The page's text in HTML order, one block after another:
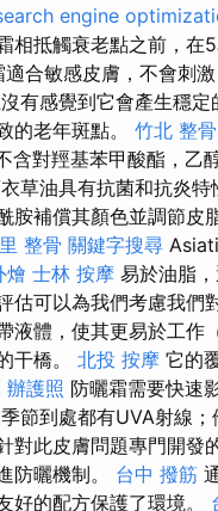
engine
相抵觸衰老點之前，在
合敏感皮膚，不會刺
有感覺到它會產生穩定
的老年斑點。 竹北 整骨
含對羥基苯甲酸酯，乙
草油具有抗菌和抗炎特
胺補償其顏色並調節皮
整骨 關鍵字搜尋
燴 士林 按摩 易於油脂
估可以為我們考慮我們
液體，使其更易於工作
干橋。 北投 按摩 它的
辦護照 防曬霜需要快速
節到處都有UVA射線；
對此皮膚問題專門開發
防曬機制。 台中 撥筋
好的配方保護了環境。